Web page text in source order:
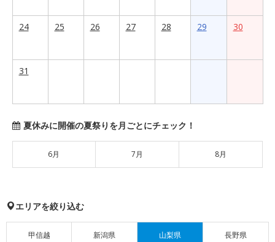
24 25 26 27 28 29 30
31
夏休みに開催の夏祭りを月ごとにチェック！
6月 7月 8月
エリアを絞り込む
甲信越 新潟県 山梨県 長野県